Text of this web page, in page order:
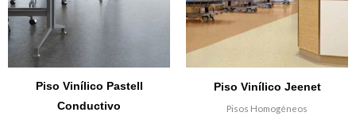
Piso Vinílico Pastell
Conductivo
Piso Vinílico Jeenet
Pisos Homogéneos